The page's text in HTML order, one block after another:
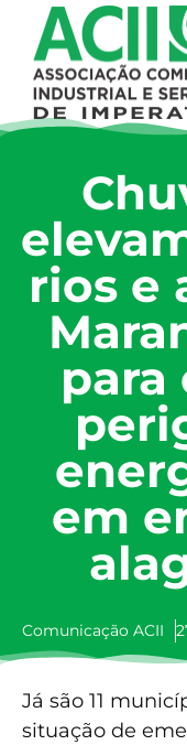
rios e
para
em
Comunicação ACII
Já são 11
situação de